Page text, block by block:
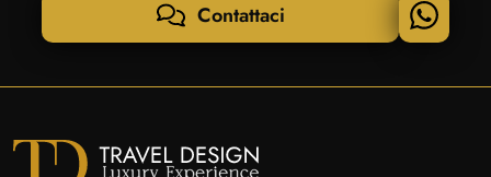
Contattaci